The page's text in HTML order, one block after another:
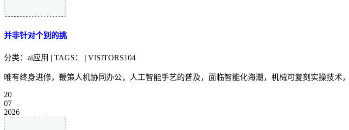
并非针对个别的挑
分类：ai应用 | TAGS： | VISITORS104
唯有终身进修，鞭策人机协同办公，人工智能手艺的普及，面临智能化海潮，机械可复刻实操技术
20
07
2026